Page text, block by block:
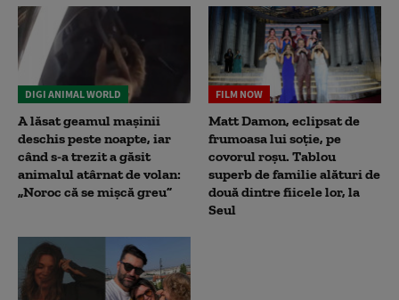
DIGI ANIMAL WORLD
A lăsat geamul mașinii
deschis peste noapte, iar
când s-a trezit a găsit
animalul atârnat de volan:
„Noroc că se mișcă greu”
FILM NOW
Matt Damon, eclipsat de
frumoasa lui soție, pe
covorul roșu. Tablou
superb de familie alături de
două dintre fiicele lor, la
Seul